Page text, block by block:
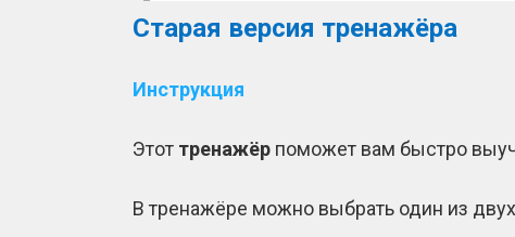
Старая версия тренажёра
Инструкция
Этот тренажёрпоможет вам быстро
В тренажёре можно выбрать один из